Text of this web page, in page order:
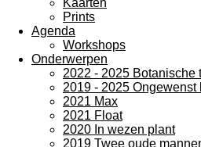
Kaarten
Prints
Agenda
Workshops
Onderwerpen
2022 - 2025 Botanische
2019 - 2025 Ongewenst
2021 Max
2021 Float
2020 In wezen plant
2019 Twee oude